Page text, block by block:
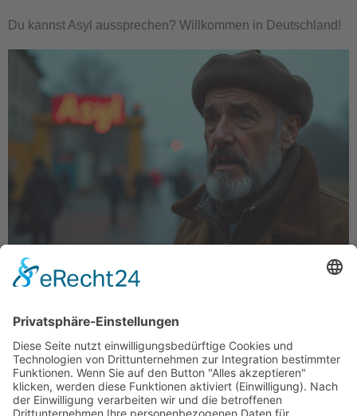
Du kannst Asyl aussprechen? Willkommen in Deutschland!
Wer an der deutschen Grenze das Wort „Asyl“
Welt der Rundumversorgung: Freie Unterbringung
Gesundheitsversorgung. Doch es geht in der Regel
nicht um Asyl, es geht um ein besseres Leben. Für
Migranten ist Deutschland Sehnsuchtsort. Das